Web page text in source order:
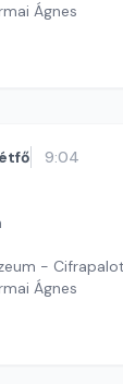
Ágnes
9:04
-
Ágnes